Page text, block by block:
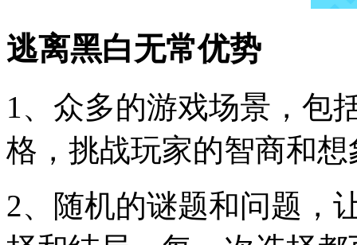
逃离黑白无常优势
1、众多的游戏场景，包
格，挑战玩家的智商和想
2、随机的谜题和问题，